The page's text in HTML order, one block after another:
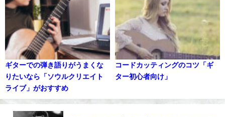
ギターでの弾き語りがうまくな
りたいなら「ソウルクリエイト
ライブ」がおすすめ
コードカッティングのコツ「ギ
ター初心者向け」